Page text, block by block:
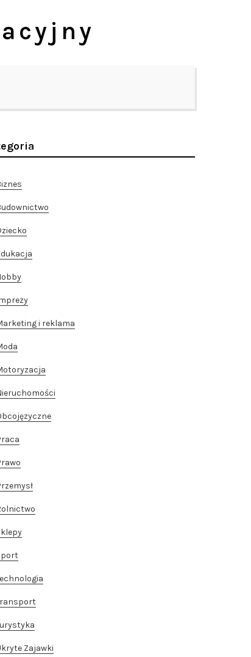
i reklama
Zajawki